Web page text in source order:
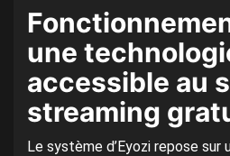
une
accessible au
streaming
Le système d’Eyozi repose sur